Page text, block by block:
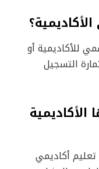
للأكاديمية أو
التسجيل
تعليم أكاديمي